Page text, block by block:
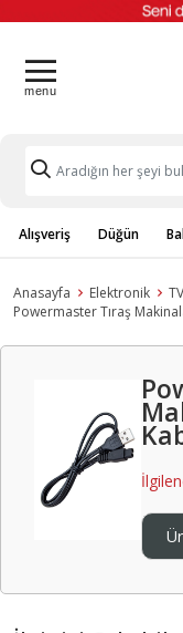
Alışveriş Düğün
Anasayfa Elektronik
Powermaster Tıraş